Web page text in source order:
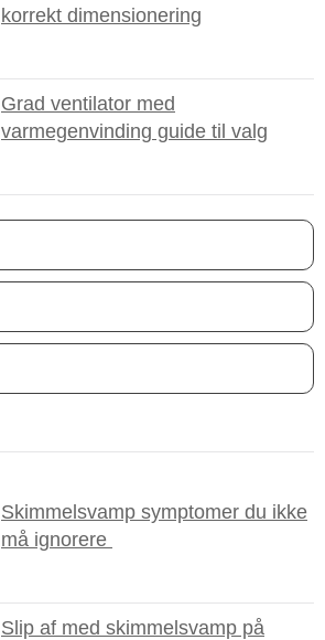
korrekt dimensionering
Grad ventilator med
varmegenvinding guide til valg
Skimmelsvamp symptomer du ikke
må ignorere ​
Slip af med skimmelsvamp på